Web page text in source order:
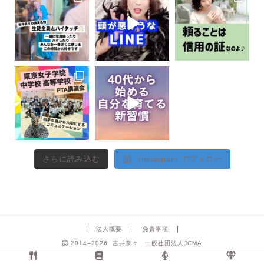
さらに読み込む Instagram でフォロー
法人概要 免責事項
2014–2026 吉井奈々 一般社団法人JCMA